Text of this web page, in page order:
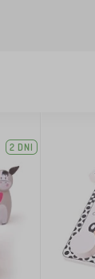
2 DNI